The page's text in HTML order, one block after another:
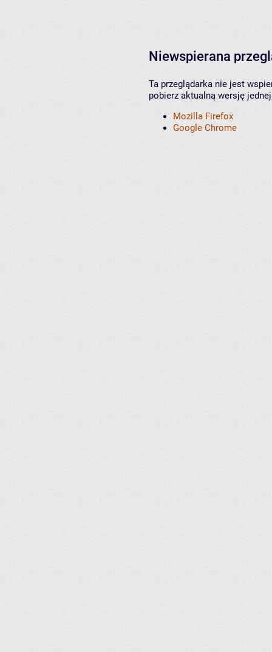
Niewspierana
Ta przeglądarka nie jest
pobierz aktualną wersję
Mozilla Firefox
Google Chrome